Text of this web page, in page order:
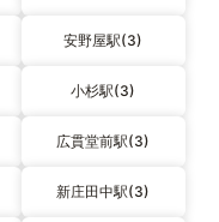
安野屋駅(3)
小杉駅(3)
広貫堂前駅(3)
新庄田中駅(3)